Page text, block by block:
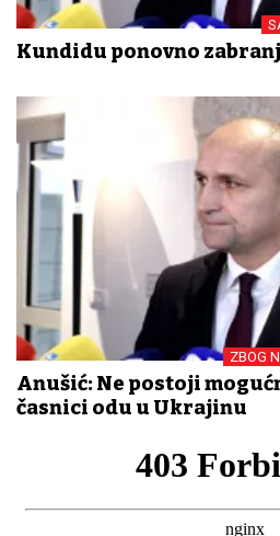
Kundidu ponovno
ZBOG
Anušić: Ne postoji
časnici odu u Ukrajinu